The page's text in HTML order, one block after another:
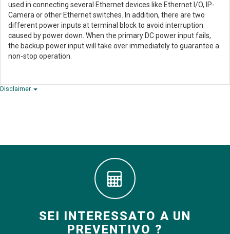
used in connecting several Ethernet devices like Ethernet I/O, IP-
Camera or other Ethernet switches. In addition, there are two
different power inputs at terminal block to avoid interruption
caused by power down. When the primary DC power input fails,
the backup power input will take over immediately to guarantee a
non-stop operation.
Disclaimer
SEI INTERESSATO A UN
PREVENTIVO ?